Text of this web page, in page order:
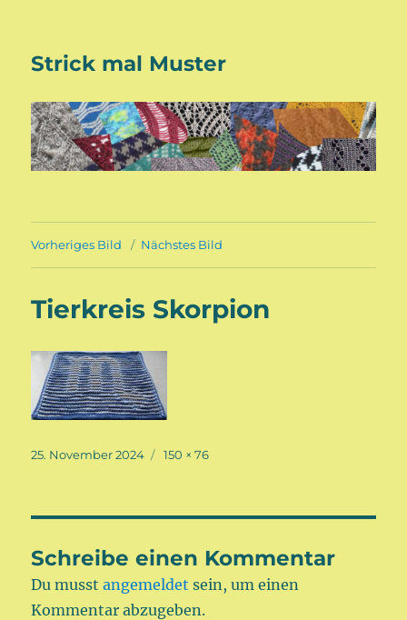
Strick mal Muster
Vorheriges Bild Nächstes Bild
Tierkreis Skorpion
Veröffentlicht
25. November 2024
Volle
150 × 76
Schreibe einen Kommentar
Du musstangemeldet sein, um einen
Kommentar abzugeben.